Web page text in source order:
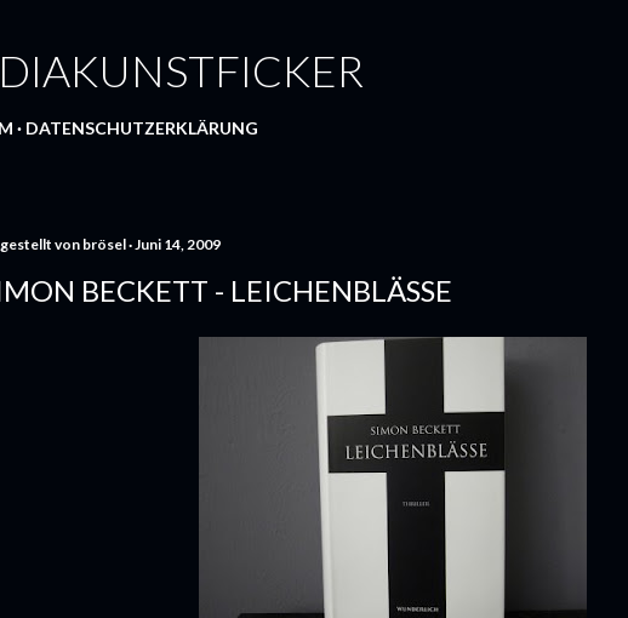
DATENSCHUTZERKLÄRUNG
vonbrösel Juni 14, 2009
BECKETT - LEICHENBLÄSSE